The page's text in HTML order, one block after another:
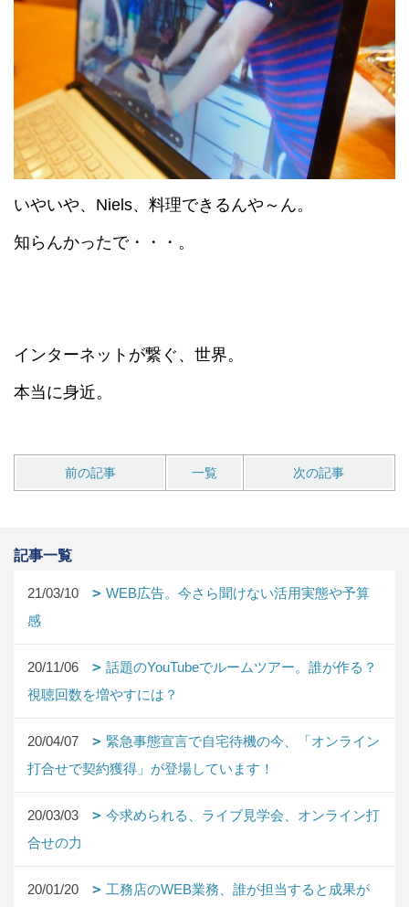
いやいや、Niels、料理できるんや～ん。
知らんかったで・・・。
インターネットが繋ぐ、世界。
本当に身近。
前の記事 一覧 次の記事
記事一覧
21/03/10
WEB広告。今さら聞けない活用実態や予算
感
20/11/06
話題のYouTubeでルームツアー。誰が作る？
視聴回数を増やすには？
20/04/07
緊急事態宣言で自宅待機の今、「オンライン
打合せで契約獲得」が登場しています！
20/03/03
今求められる、ライブ見学会、オンライン打
合せの力
20/01/20
工務店のWEB業務、誰が担当すると成果が